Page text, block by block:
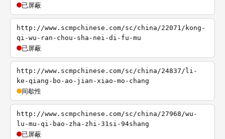
已屏蔽
http://www.scmpchinese.com/sc/china/22071/kong-
qi-wu-ran-chou-sha-nei-di-fu-mu
已屏蔽
http://www.scmpchinese.com/sc/china/24837/li-
ke-qiang-bo-ao-jian-xiao-mo-chang
间歇性
http://www.scmpchinese.com/sc/china/27968/wu-
lu-mu-qi-bao-zha-zhi-31si-94shang
已屏蔽